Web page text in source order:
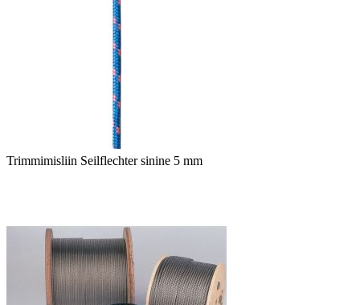
Trimmimisliin Seilflechter sinine 5 mm